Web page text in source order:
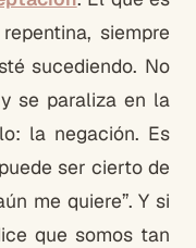
siempre
sucediendo. No
se paraliza en la
la negación. Es
ser cierto de
me quiere”. Y si
que somos tan